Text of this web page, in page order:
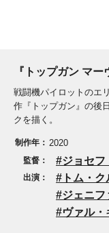
『トップガン マー
戦闘機パイロットのエ
作『トップガン』の後
クを描く。
制作年： 2020
監督： ジョセフ
出演： トム・
ジェニフ
ヴァル・